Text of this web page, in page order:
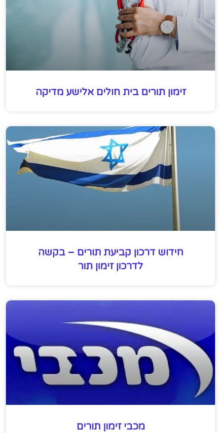
זימון תורים בית חולים אלישע מדיקה
חידוש דרכון קביעת תורים – בקשה
לדרכון זימון תור
מכבי זימון תורים